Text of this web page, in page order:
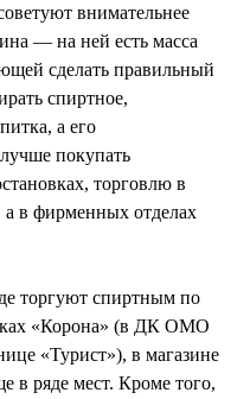
внимательнее
— на ней есть масса
сделать правильный
спиртное,
а его
покупать
торговлю в
а в фирменных отделах
торгуют спиртным по
«Корона» (в ДК ОМО
«Турист»), в магазине
в ряде мест. Кроме того,